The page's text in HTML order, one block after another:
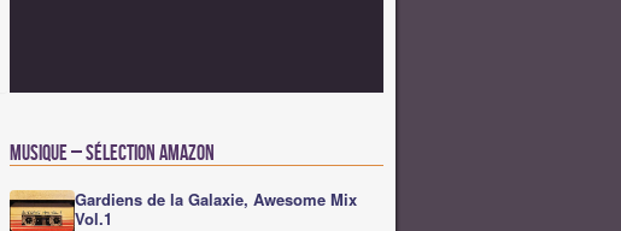
Musique – Sélection Amazon
Gardiens de la Galaxie, Awesome Mix
Vol.1